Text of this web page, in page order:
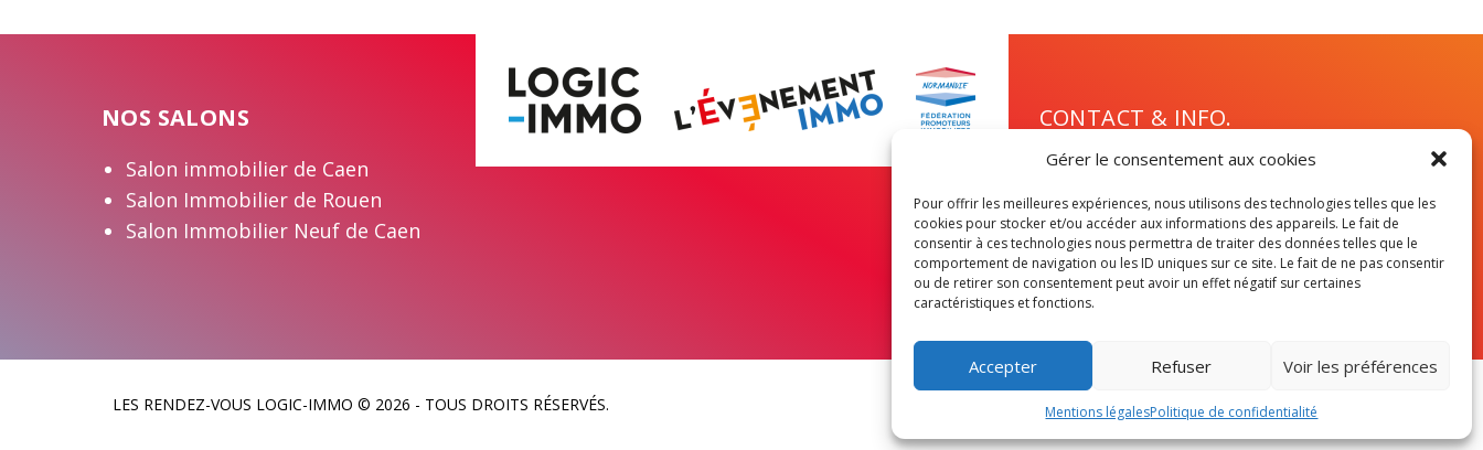
Gérer le consentement aux cookies
Pour offrir les meilleures expériences, nous utilisons des technologies telles que les
cookies pour stocker et/ou accéder aux informations des appareils. Le fait de
consentir à ces technologies nous permettra de traiter des données telles que le
comportement de navigation ou les ID uniques sur ce site. Le fait de ne pas consentir
ou de retirer son consentement peut avoir un effet négatif sur certaines
caractéristiques et fonctions.
Accepter Refuser Voir les préférences
Mentions légalesPolitique de confidentialité
NOS SALONS
Salon immobilier de Caen
Salon Immobilier de Rouen
Salon Immobilier Neuf de Caen
CONTACT & INFO.
Contact
Devenir exposant
Mentions légales
Politique de confidentialité
LES RENDEZ-VOUS LOGIC-IMMO © 2026 - TOUS DROITS RÉSERVÉS.